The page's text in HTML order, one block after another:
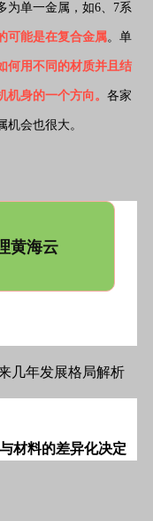
为单一金属，如6、7系
可能是在复合金属。单
何用不同的材质并且结
身的一个方向。 各家
会也很大。
黄海云
材料的差异化决定